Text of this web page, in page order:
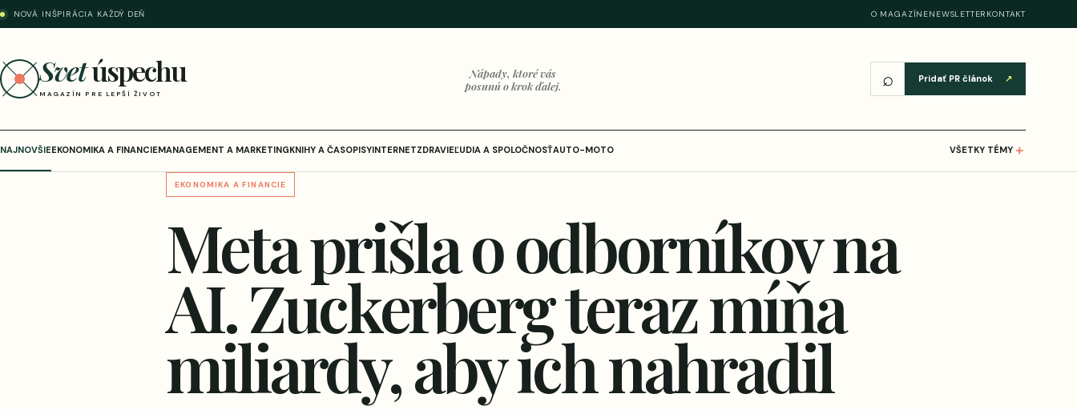
NOVÁ INŠPIRÁCIA KAŽDÝ DEŇ O MAGAZÍNENEWSLETTER KONTAKT
Svetúspechu
MAGAZÍN PRE LEPŠÍ ŽIVOT
Nápady, ktoré vás
posunú o krok ďalej.
⌕ Pridať PR článok ↗
NAJNOVŠIEEKONOMIKA A FINANCIEMANAGEMENT A MARKETINGKNIHY A ČASOPISYINTERNETZDRAVIEĽUDIA A SPOLOČNOSŤAUTO-MOTO VŠETKY TÉMY ＋
EKONOMIKA A FINANCIE
Meta prišla o odborníkov na
AI. Zuckerberg teraz míňa
miliardy, aby ich nahradil